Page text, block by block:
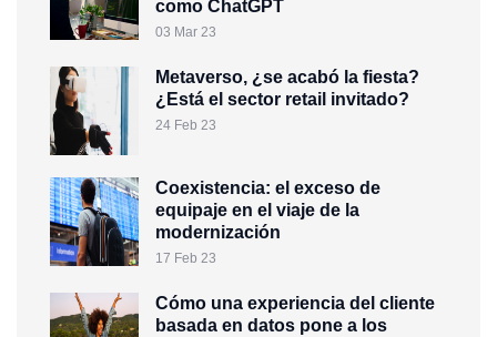
como ChatGPT
03 Mar 23
Metaverso, ¿se acabó la fiesta?
¿Está el sector retail invitado?
24 Feb 23
Coexistencia: el exceso de
equipaje en el viaje de la
modernización
17 Feb 23
Cómo una experiencia del cliente
basada en datos pone a los